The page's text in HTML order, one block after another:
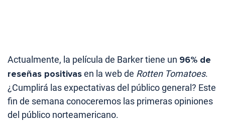
Actualmente, la película de Barker tiene un 96% de
reseñas positivasen la web de Rotten Tomatoes.
¿Cumplirá las expectativas del público general? Este
fin de semana conoceremos las primeras opiniones
del público norteamericano.